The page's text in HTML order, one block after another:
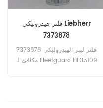
فلتر هيدروليكي Liebherr
7373878
فلتر ليبر الهيدروليكي 7373878
مكافئ لـ Fleetguard HF35109